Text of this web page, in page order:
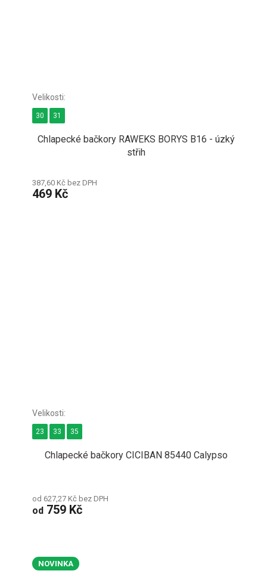
Chlapecké bačkory RAWEKS BORYS B16 - úzký
střih
387,60 Kč bez DPH
469 Kč
30 31
Chlapecké bačkory CICIBAN 85440 Calypso
od 627,27 Kč bez DPH
od 759 Kč
23 33 35
NOVINKA